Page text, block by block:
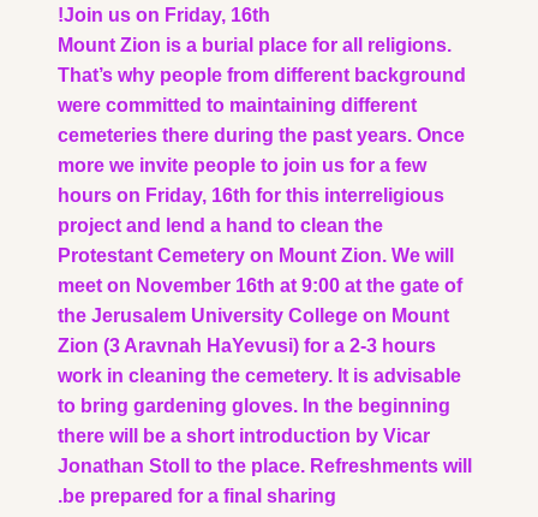
Join us on Friday, 16th!
Mount Zion is a burial place for all religions.
That’s why people from different background
were committed to maintaining different
cemeteries there during the past years. Once
more we invite people to join us for a few
hours on Friday, 16th for this interreligious
project and lend a hand to clean the
Protestant Cemetery on Mount Zion. We will
meet on November 16th at 9:00 at the gate of
the Jerusalem University College on Mount
Zion (3 Aravnah HaYevusi) for a 2-3 hours
work in cleaning the cemetery. It is advisable
to bring gardening gloves. In the beginning
there will be a short introduction by Vicar
Jonathan Stoll to the place. Refreshments will
be prepared for a final sharing.